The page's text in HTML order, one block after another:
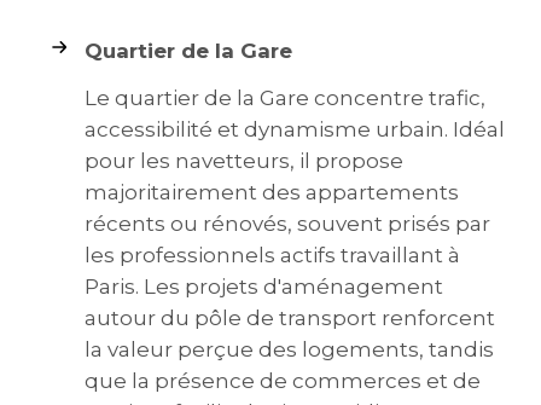
Quartier de la Gare
Le quartier de la Gare concentre trafic,
accessibilité et dynamisme urbain. Idéal
pour les navetteurs, il propose
majoritairement des appartements
récents ou rénovés, souvent prisés par
les professionnels actifs travaillant à
Paris. Les projets d'aménagement
autour du pôle de transport renforcent
la valeur perçue des logements, tandis
que la présence de commerces et de